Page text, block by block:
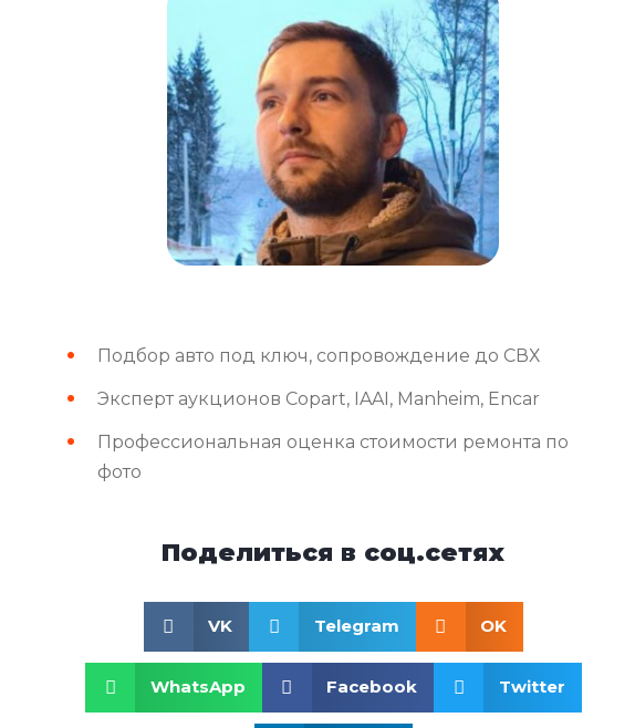
Подбор авто под ключ, сопровождение до СВХ
Эксперт аукционов Copart, IAAI, Manheim, Encar
Профессиональная оценка стоимости ремонта по
фото
Поделиться в соц.сетях
VK Telegram OK
WhatsApp Facebook Twitter